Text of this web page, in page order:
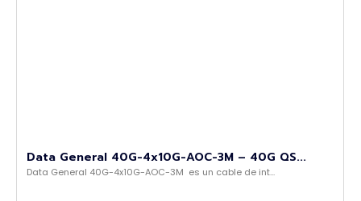
Data General 40G-4x10G-AOC-3M – 40G QS...
Data General 40G-4x10G-AOC-3M es un cable de int...